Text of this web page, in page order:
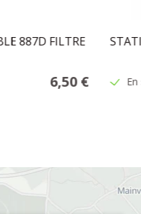
887D FILTRE
6,50 €